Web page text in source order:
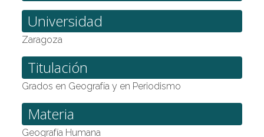
Universidad
Zaragoza
Titulación
Grados en Geografía y en Periodismo
Materia
Geografía Humana